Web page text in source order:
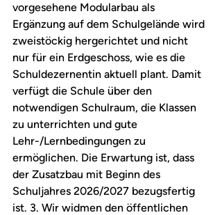
vorgesehene Modularbau als
Ergänzung auf dem Schulgelände wird
zweistöckig hergerichtet und nicht
nur für ein Erdgeschoss, wie es die
Schuldezernentin aktuell plant. Damit
verfügt die Schule über den
notwendigen Schulraum, die Klassen
zu unterrichten und gute
Lehr-/Lernbedingungen zu
ermöglichen. Die Erwartung ist, dass
der Zusatzbau mit Beginn des
Schuljahres 2026/2027 bezugsfertig
ist. 3. Wir widmen den öffentlichen